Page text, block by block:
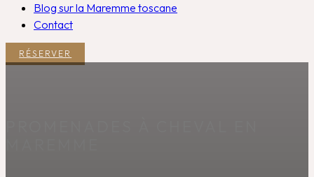
Blog sur la Maremme toscane
Contact
RÉSERVER